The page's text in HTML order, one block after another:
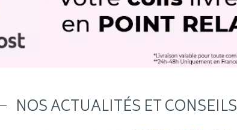
NOS ACTUALITÉS ET CONSEILS